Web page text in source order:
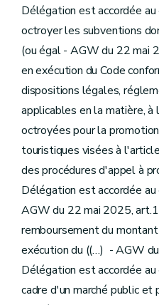
Délégation est accordée
octroyer les subventions
(ou égal - AGW du 22 mai
en exécution du Code
dispositions légales,
applicables en la matière,
octroyées pour la
touristiques visées à
des procédures d'appel à
Délégation est accordée
AGW du 22 mai 2025,
remboursement du
exécution du ((…) - AGW
Délégation est accordée
cadre d'un marché public et